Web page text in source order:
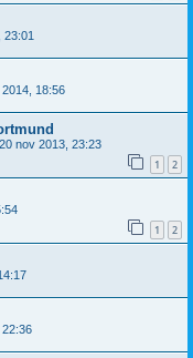
2014, 18:56
20 nov 2013, 23:23
1 2
1 2